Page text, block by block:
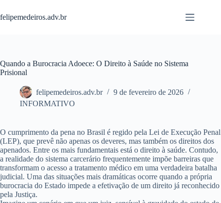
para
o
felipemedeiros.adv.br
Quando a Burocracia Adoece: O Direito à Saúde no Sistema
Prisional
felipemedeiros.adv.br
9 de fevereiro de 2026
INFORMATIVO
O cumprimento da pena no Brasil é regido pela Lei de Execução Penal
(LEP), que prevê não apenas os deveres, mas também os direitos dos
apenados. Entre os mais fundamentais está o direito à saúde. Contudo,
a realidade do sistema carcerário frequentemente impõe barreiras que
transformam o acesso a tratamento médico em uma verdadeira batalha
judicial. Uma das situações mais dramáticas ocorre quando a própria
burocracia do Estado impede a efetivação de um direito já reconhecido
pela Justiça.